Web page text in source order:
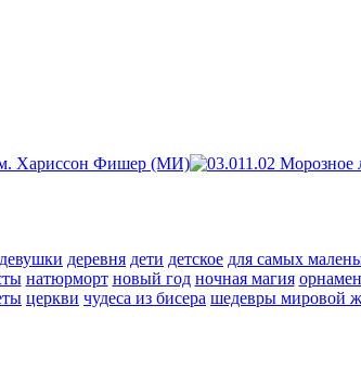
девушки деревня дети детское для самых
натюрморт новый год ночная магия
церкви чудеса из бисера шедевры мировой